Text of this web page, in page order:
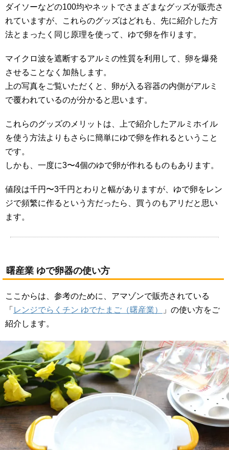
ダイソーなどの100均やネットでさまざまなグッズが販売さ
れていますが、これらのグッズはどれも、先に紹介した方
法とまったく同じ原理を使って、ゆで卵を作ります。
マイクロ波を遮断するアルミの性質を利用して、卵を爆発
させることなく加熱します。
上の写真をご覧いただくと、卵が入る容器の内側がアルミ
で覆われているのが分かると思います。
これらのグッズのメリットは、上で紹介したアルミホイル
を使う方法よりもさらに簡単にゆで卵を作れるということ
です。
しかも、一度に3〜4個のゆで卵が作れるものもあります。
値段は千円〜3千円とわりと幅がありますが、ゆで卵をレン
ジで頻繁に作るという方だったら、買うのもアリだと思い
ます。
曙産業 ゆで卵器の使い方
ここからは、参考のために、アマゾンで販売されている
「 レンジでらくチン ゆでたまご（曙産業）
」の使い方をご
紹介します。